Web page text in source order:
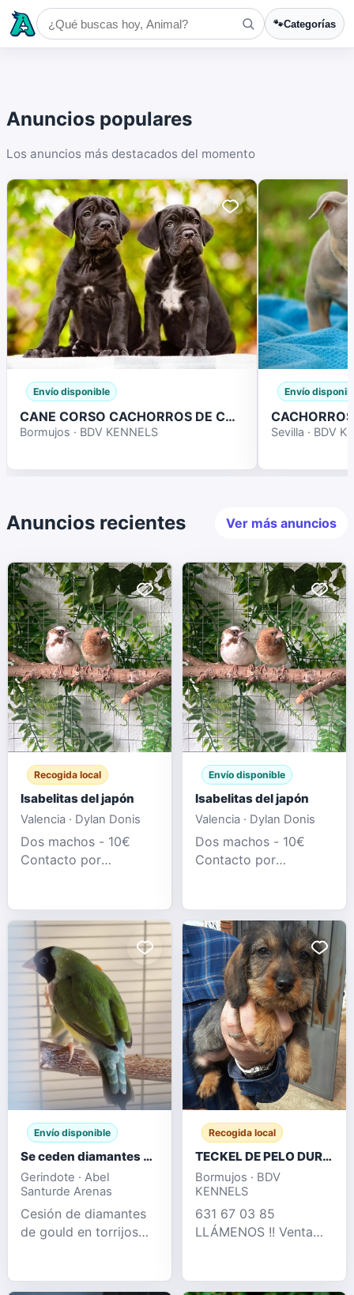
🐾Categorías
Anuncios populares
Los anuncios más destacados del momento
Envío disponible
CANE CORSO CACHORROS DE CALIDAD
Bormujos · BDV KENNELS
Envío
Sevilla · BDV
Anuncios recientes Ver más anuncios
Recogida local
Isabelitas del japón
Valencia · Dylan Donis
Dos machos - 10€
Contacto por
Envío disponible
Isabelitas del japón
Valencia · Dylan Donis
Dos machos - 10€
Contacto por
Envío disponible
Se ceden diamantes de Gould
Gerindote · Abel
Santurde Arenas
Cesión de diamantes
de gould en torrijos
26
Recogida local
TECKEL DE PELO DURO OFERTA DESDE 350 €
Bormujos · BDV
KENNELS
631 67 03 85
LLÁMENOS !! Venta
pelo duro , perros muy